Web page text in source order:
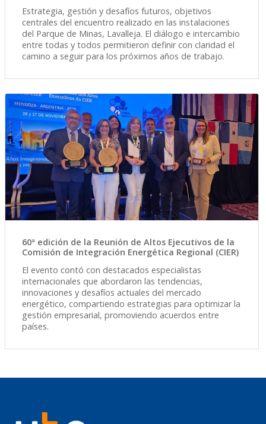
Estrategia, gestión y desafíos futuros, objetivos
centrales del encuentro realizado en las instalaciones
del Parque de Minas, Lavalleja. El diálogo e intercambio
entre todas y todos permitieron definir con claridad el
camino a seguir para los próximos años de trabajo.
60ª edición de la Reunión de Altos Ejecutivos de la
Comisión de Integración Energética Regional (CIER)
El evento contó con destacados especialistas
internacionales que abordaron las tendencias,
innovaciones y desafíos actuales del mercado
energético, compartiendo estrategias para optimizar la
gestión empresarial, promoviendo acuerdos entre
países.